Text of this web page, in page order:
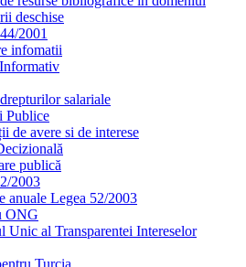
deschise
2001
infomatii
salariale
Publice
de avere si de interese
publică
2003
anuale Legea 52/2003
ONG
Unic al Transparentei Intereselor
Turcia